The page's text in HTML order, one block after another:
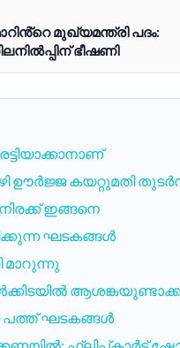
മുഖ്യമന്ത്രി പദം:
ഭീഷണി
ഊർജ്ജ കയറ്റുമതി
ഇങ്ങനെ
ഘടകങ്ങൾ
പത്ത് ഘടകങ്ങൾ